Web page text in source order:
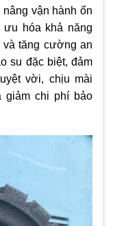
vận hành ổn
ưu hóa khả năng
tăng cường an
su đặc biệt, đảm
vời, chịu mài
giảm chi phí bảo